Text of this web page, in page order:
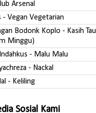
Arsenal
- Vegan Vegetarian
Bodonk Koplo - Kasih Tau
Minggu)
- Malu Malu
- Nackal
- Keliling
Sosial Kami